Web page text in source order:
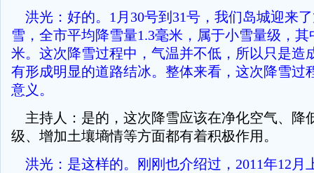
洪光：好的。1月30号到31号，我们岛城迎来
雪，全市平均降雪量1.3毫米，属于小雪量级，其
米。这次降雪过程中，气温并不低，所以只是造
有形成明显的道路结冰。整体来看，这次降雪过
意义。
主持人：是的，这次降雪应该在净化空气、降
级、增加土壤墒情等方面都有着积极作用。
洪光：是这样的。刚刚也介绍过，2011年12月